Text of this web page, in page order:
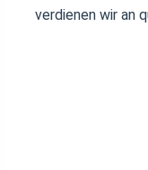
verdienen wir an